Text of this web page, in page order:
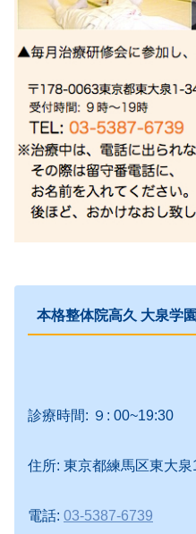
本格整体院高久 大泉学
診療時間: ９: 00~19:30
住所: 東京都練馬区東大
電話: 03-5387-6739